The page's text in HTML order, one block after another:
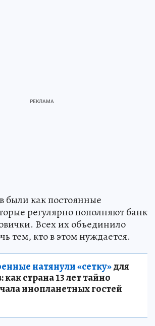
были как постоянные
регулярно пополняют банк
Всех их объединило
тем, кто в этом нуждается.
натянули «сетку»для
страна 13 лет тайно
инопланетных гостей